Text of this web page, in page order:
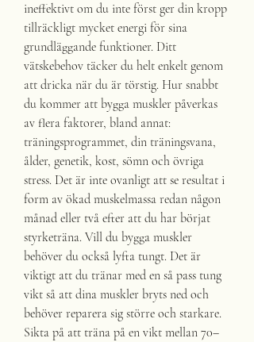
ineffektivt om du inte först ger din kropp
tillräckligt mycket energi för sina
grundläggande funktioner. Ditt
vätskebehov täcker du helt enkelt genom
att dricka när du är törstig. Hur snabbt
du kommer att bygga muskler påverkas
av flera faktorer, bland annat:
träningsprogrammet, din träningsvana,
ålder, genetik, kost, sömn och övriga
stress. Det är inte ovanligt att se resultat i
form av ökad muskelmassa redan någon
månad eller två efter att du har börjat
styrketräna. Vill du bygga muskler
behöver du också lyfta tungt. Det är
viktigt att du tränar med en så pass tung
vikt så att dina muskler bryts ned och
behöver reparera sig större och starkare.
Sikta på att träna på en vikt mellan 70–